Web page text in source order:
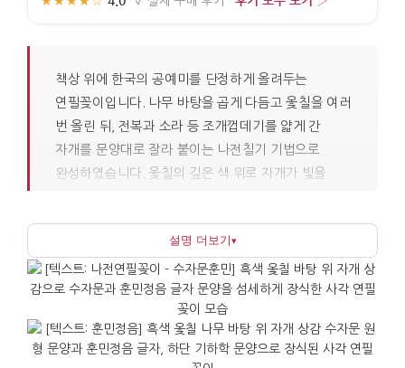
책상 위에 한국의 공예미를 단정하게 올려두는
연필꽂이입니다. 나무 바탕을 곱게 다듬고 옻칠을 여러
번 올린 뒤, 전복과 소라 등 조개껍데기를 얇게 간
자개를 문양대로 잘라 붙이는 나전칠기 기법으로
완성하였습니다. 옻칠의 깊은 색 위로 자개가 빛을
드러냅니다. 화려하게 튀기보다 정갈하게 반짝이는
느낌으로 책상 위에서도 부담이 적으며, 손에 쥐었을
때 안정감 있는 무게감을 갖추고 있습니다.
문양은 장수와 복을 기원하는 전통 길상무늬인
수자문과 훈민정음을 떠올리게 하는 디자인을 함께
담았습니다. 이를 통해 한국의 글과 배움의 가치를
설명 더보기▾